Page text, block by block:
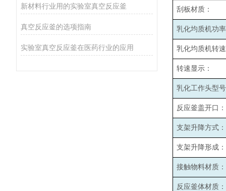
新材料行业用的实验室真空反应釜
真空反应釜的选项指南
实验室真空反应釜在医药行业的应用
刮板材质：
乳化均质机功
乳化均质机转
转速显示：
乳化工作头型
反应釜盖开口：
支架升降方式：
支架升降形成：
接触物料材质：
反应釜体材质：